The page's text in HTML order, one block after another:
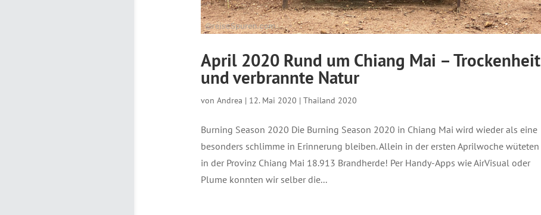
April 2020 Rund um Chiang Mai – Trockenheit
und verbrannte Natur
von Andrea | 12. Mai 2020 | Thailand 2020
Burning Season 2020 Die Burning Season 2020 in Chiang Mai wird wieder als eine
besonders schlimme in Erinnerung bleiben. Allein in der ersten Aprilwoche wüteten
in der Provinz Chiang Mai 18.913 Brandherde! Per Handy-Apps wie AirVisual oder
Plume konnten wir selber die...